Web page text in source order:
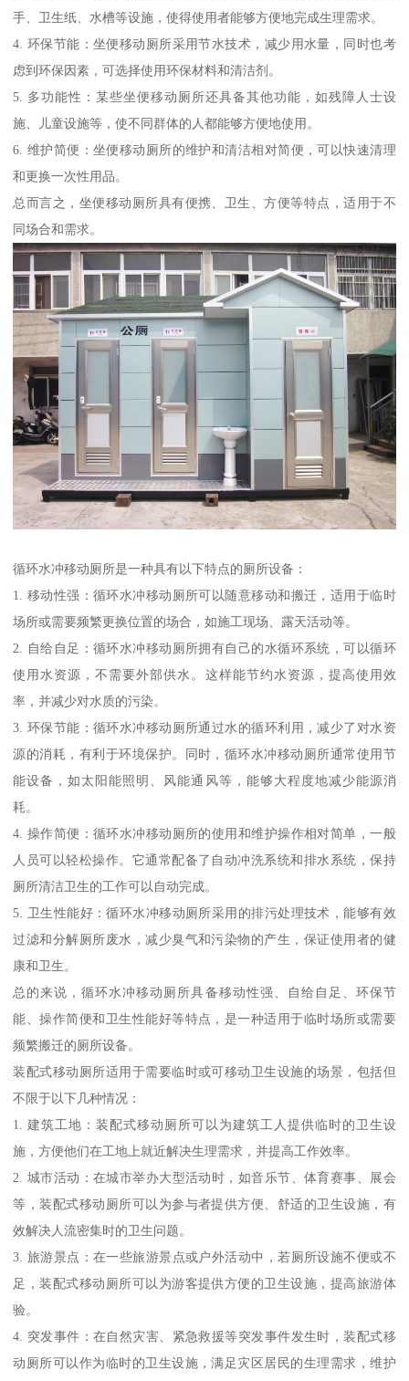
手、卫生纸、水槽等设施，使得使用者能够方便地完成生理需求。
4. 环保节能：坐便移动厕所采用节水技术，减少用水量，同时也考
虑到环保因素，可选择使用环保材料和清洁剂。
5. 多功能性：某些坐便移动厕所还具备其他功能，如残障人士设
施、儿童设施等，使不同群体的人都能够方便地使用。
6. 维护简便：坐便移动厕所的维护和清洁相对简便，可以快速清理
和更换一次性用品。
总而言之，坐便移动厕所具有便携、卫生、方便等特点，适用于不
同场合和需求。
循环水冲移动厕所是一种具有以下特点的厕所设备：
1. 移动性强：循环水冲移动厕所可以随意移动和搬迁，适用于临时
场所或需要频繁更换位置的场合，如施工现场、露天活动等。
2. 自给自足：循环水冲移动厕所拥有自己的水循环系统，可以循环
使用水资源，不需要外部供水。这样能节约水资源，提高使用效
率，并减少对水质的污染。
3. 环保节能：循环水冲移动厕所通过水的循环利用，减少了对水资
源的消耗，有利于环境保护。同时，循环水冲移动厕所通常使用节
能设备，如太阳能照明、风能通风等，能够大程度地减少能源消
耗。
4. 操作简便：循环水冲移动厕所的使用和维护操作相对简单，一般
人员可以轻松操作。它通常配备了自动冲洗系统和排水系统，保持
厕所清洁卫生的工作可以自动完成。
5. 卫生性能好：循环水冲移动厕所采用的排污处理技术，能够有效
过滤和分解厕所废水，减少臭气和污染物的产生，保证使用者的健
康和卫生。
总的来说，循环水冲移动厕所具备移动性强、自给自足、环保节
能、操作简便和卫生性能好等特点，是一种适用于临时场所或需要
频繁搬迁的厕所设备。
装配式移动厕所适用于需要临时或可移动卫生设施的场景，包括但
不限于以下几种情况：
1. 建筑工地：装配式移动厕所可以为建筑工人提供临时的卫生设
施，方便他们在工地上就近解决生理需求，并提高工作效率。
2. 城市活动：在城市举办大型活动时，如音乐节、体育赛事、展会
等，装配式移动厕所可以为参与者提供方便、舒适的卫生设施，有
效解决人流密集时的卫生问题。
3. 旅游景点：在一些旅游景点或户外活动中，若厕所设施不便或不
足，装配式移动厕所可以为游客提供方便的卫生设施，提高旅游体
验。
4. 突发事件：在自然灾害、紧急救援等突发事件发生时，装配式移
动厕所可以作为临时的卫生设施，满足灾区居民的生理需求，维护